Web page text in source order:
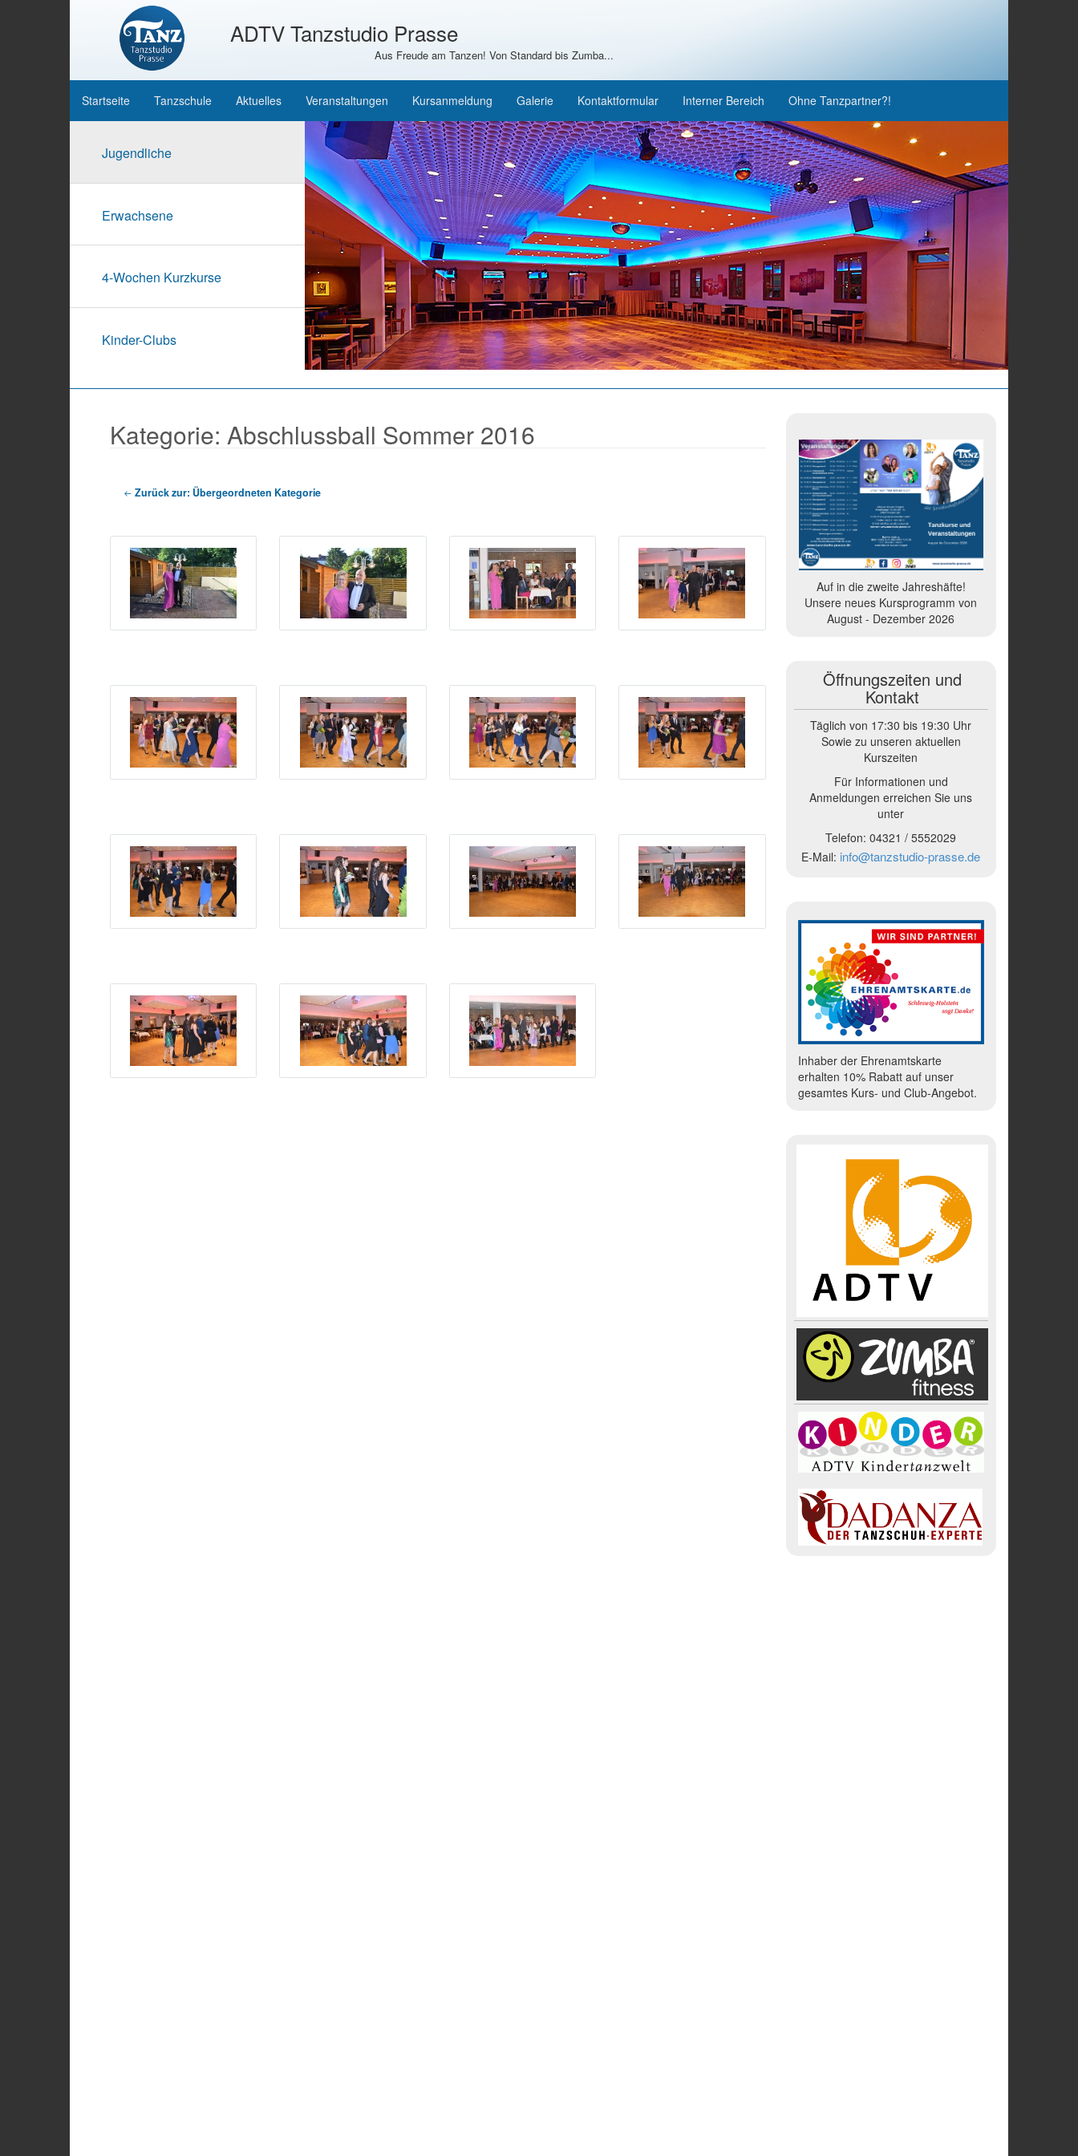
ADTV Tanzstudio Prasse
Aus Freude am Tanzen! Von Standard bis Zumba...
Startseite Tanzschule Aktuelles Veranstaltungen Kursanmeldung Galerie Kontaktformular Interner Bereich Ohne Tanzpartner?!
Jugendliche
Erwachsene
4-Wochen Kurzkurse
Kinder-Clubs
Kategorie: Abschlussball Sommer 2016
Zurück zur: Übergeordneten Kategorie
Auf in die zweite Jahreshäfte!
Unsere neues Kursprogramm von
August - Dezember 2026
Öffnungszeiten und
Kontakt
Täglich von 17:30 bis 19:30 Uhr
Sowie zu unseren aktuellen
Kurszeiten
Für Informationen und
Anmeldungen erreichen Sie uns
unter
Telefon:04321 /5552029
E-Mail: info@tanzstudio-prasse.de
Inhaber der Ehrenamtskarte
erhalten 10% Rabatt auf unser
gesamtes Kurs- und Club-Angebot.